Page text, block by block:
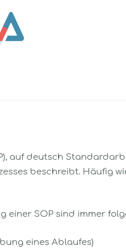
auf deutsch
beschreibt. Häufig
einer SOP sind immer
eines Ablaufes)